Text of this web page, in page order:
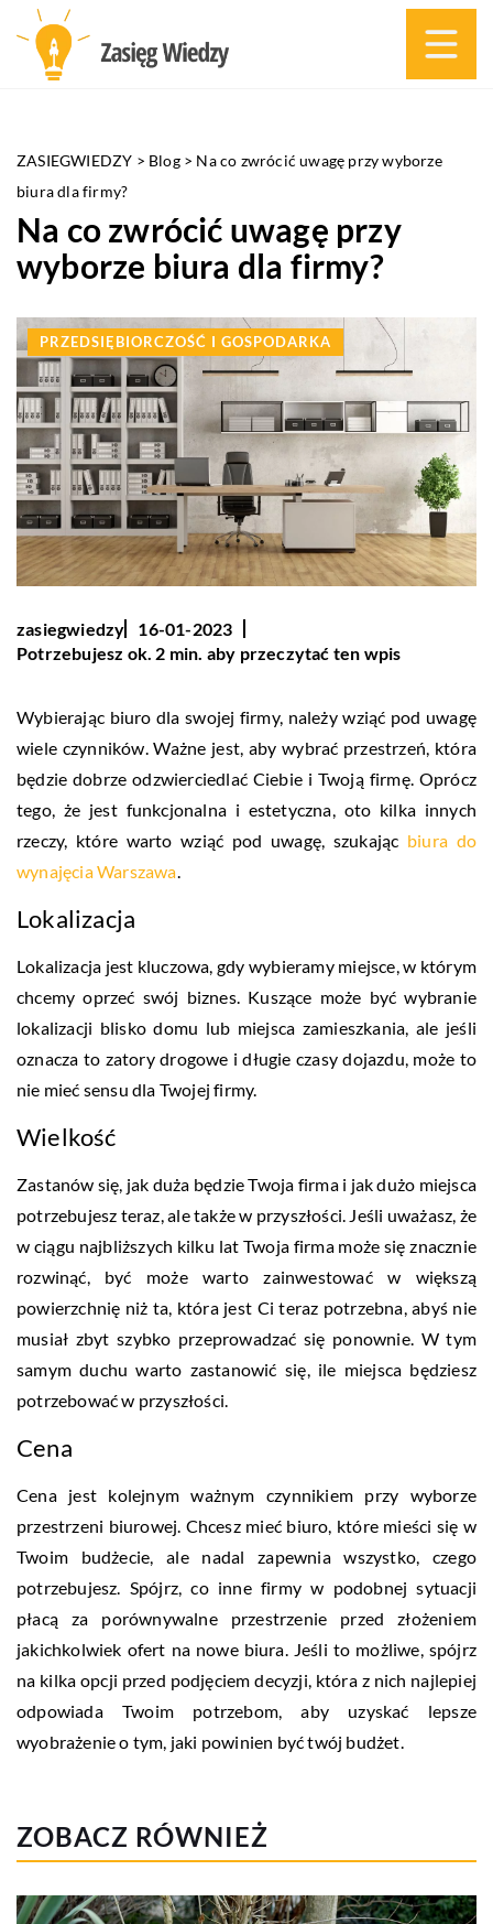
ZASIEGWIEDZY > Blog> Na co zwrócić uwagę przy wyborze
biura dla firmy?
Na co zwrócić uwagę przy
wyborze biura dla firmy?
PRZEDSIĘBIORCZOŚĆ I GOSPODARKA
zasiegwiedzy
16-01-2023
Potrzebujesz ok. 2 min. aby przeczytać ten wpis
Wybierając biuro dla swojej firmy, należy wziąć pod uwagę
wiele czynników. Ważne jest, aby wybrać przestrzeń, która
będzie dobrze odzwierciedlać Ciebie i Twoją firmę. Oprócz
tego, że jest funkcjonalna i estetyczna, oto kilka innych
rzeczy, które warto wziąć pod uwagę, szukając biura do
wynajęcia Warszawa
Lokalizacja
Lokalizacja jest kluczowa, gdy wybieramy miejsce, w którym
chcemy oprzeć swój biznes. Kuszące może być wybranie
lokalizacji blisko domu lub miejsca zamieszkania, ale jeśli
oznacza to zatory drogowe i długie czasy dojazdu, może to
nie mieć sensu dla Twojej firmy.
Wielkość
Zastanów się, jak duża będzie Twoja firma i jak dużo miejsca
potrzebujesz teraz, ale także w przyszłości. Jeśli uważasz, że
w ciągu najbliższych kilku lat Twoja firma może się znacznie
rozwinąć, być może warto zainwestować w większą
powierzchnię niż ta, która jest Ci teraz potrzebna, abyś nie
musiał zbyt szybko przeprowadzać się ponownie. W tym
samym duchu warto zastanowić się, ile miejsca będziesz
potrzebować w przyszłości.
Cena
Cena jest kolejnym ważnym czynnikiem przy wyborze
przestrzeni biurowej. Chcesz mieć biuro, które mieści się w
Twoim budżecie, ale nadal zapewnia wszystko, czego
potrzebujesz. Spójrz, co inne firmy w podobnej sytuacji
płacą za porównywalne przestrzenie przed złożeniem
jakichkolwiek ofert na nowe biura. Jeśli to możliwe, spójrz
na kilka opcji przed podjęciem decyzji, która z nich najlepiej
odpowiada Twoim potrzebom, aby uzyskać lepsze
wyobrażenie o tym, jaki powinien być twój budżet.
ZOBACZ RÓWNIEŻ